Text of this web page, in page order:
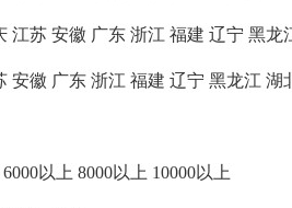
江苏 安徽 广东 浙江 福建 辽宁 黑龙
安徽 广东 浙江 福建 辽宁 黑龙江 湖
6000以上 8000以上 10000以上